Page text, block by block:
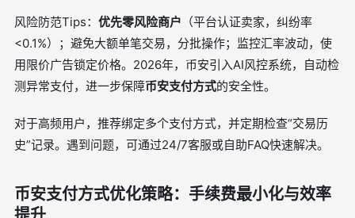
风险防范Tips： 优先零风险商户 （平台认证卖家，纠纷率
<0.1%）；避免大额单笔交易，分批操作；监控汇率波动，使
用限价广告锁定价格。2026年，币安引入AI风控系统，自动检
测异常支付，进一步保障币安支付方式的安全性。
对于高频用户，推荐绑定多个支付方式，并定期检查“交易历
史”记录。遇到问题，可通过24/7客服或自助FAQ快速解决。
币安支付方式优化策略：手续费最小化与效率